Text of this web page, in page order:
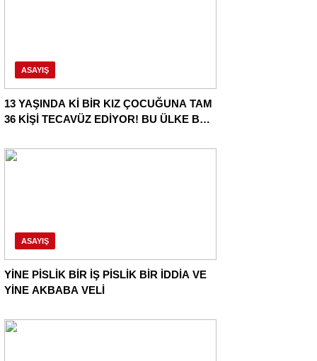
ASAYIŞ
13 YAŞINDA Kİ BİR KIZ ÇOCUĞUNA TAM
36 KİŞİ TECAVÜZ EDİYOR! BU ÜLKE BU
SAVRULDU!
ASAYIŞ
YİNE PİSLİK BİR İŞ PİSLİK BİR İDDİA VE
YİNE AKBABA VELİ